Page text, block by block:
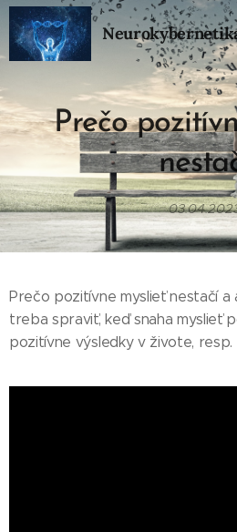
Prečo
Prečo pozitívne myslieť nestačí a
treba spraviť, keď snaha myslieť
pozitívne výsledky v živote, resp.